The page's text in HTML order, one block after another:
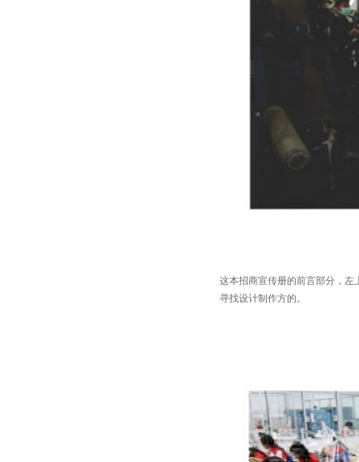
这本招商宣传册的前言部分，左
寻找设计制作方的。